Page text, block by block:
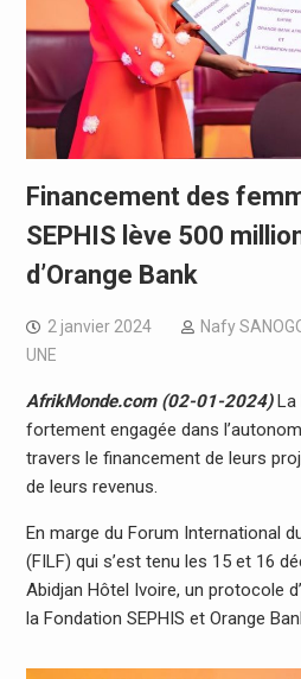
Financement des
SEPHIS lève 500
d’Orange Bank
2 janvier 2024 Nafy
UNE
AfrikMonde.com (02-01-2024) La
fortement engagée dans
travers le financement de leurs
de leurs revenus.
En marge du Forum International
(FILF) qui s’est tenu les 15 et 16
Abidjan Hôtel Ivoire, un protocole
la Fondation SEPHIS et Orange